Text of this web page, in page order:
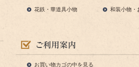
花鉄・華道具小物 和装小物・
お買い物カゴの中を見る